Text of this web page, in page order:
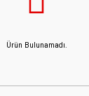
Ürün Bulunamadı.